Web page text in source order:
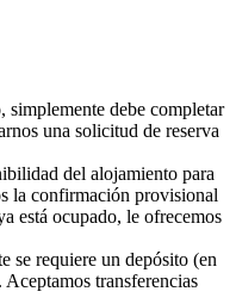
simplemente debe completar
una solicitud de reserva
del alojamiento para
la confirmación provisional
está ocupado, le ofrecemos
se requiere un depósito (en
transferencias